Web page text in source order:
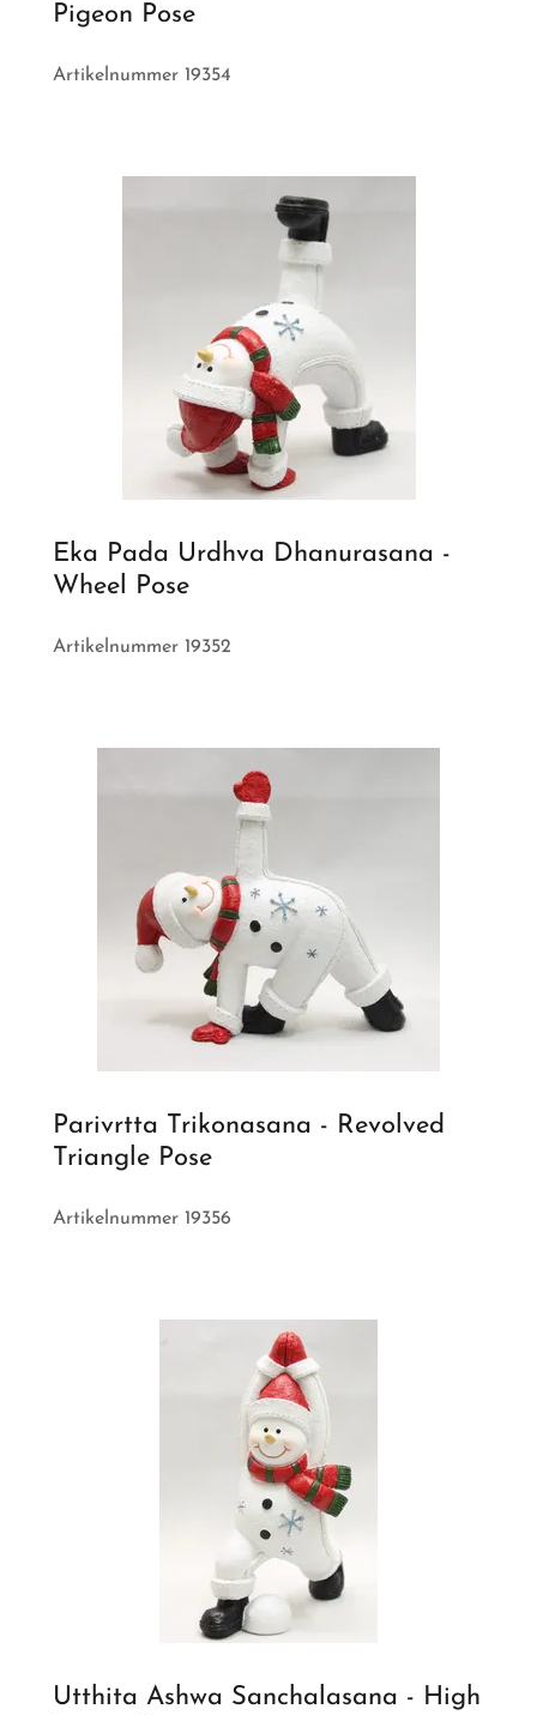
Pigeon Pose
Artikelnummer 19354
Eka Pada Urdhva Dhanurasana -
Wheel Pose
Artikelnummer 19352
Parivrtta Trikonasana - Revolved
Triangle Pose
Artikelnummer 19356
Utthita Ashwa Sanchalasana - High